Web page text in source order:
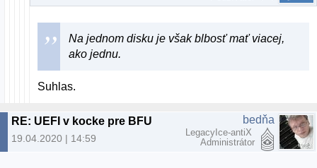
Na jednom disku je však blbosť mať viacej,
ako jednu.
Suhlas.
RE: UEFI v kocke pre BFU
19.04.2020 | 14:59
bedňa
LegacyIce-antiX
Administrátor